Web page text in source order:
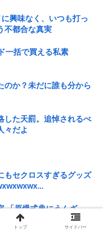
興味なく、いつも打っ
不都合な真実
一括で買える私素
のか？未だに誰も分から
した天罰。追悼されるべ
々だよ
もセクロスすぎるグッズ
「原爆式典にうんざ
トップ サイドバー